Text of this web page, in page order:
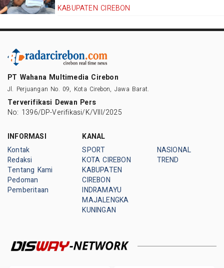
KABUPATEN CIREBON
PT Wahana Multimedia Cirebon
Jl. Perjuangan No. 09, Kota Cirebon, Jawa Barat.
Terverifikasi Dewan Pers
No: 1396/DP-Verifikasi/K/VIII/2025
INFORMASI
Kontak
Redaksi
Tentang Kami
Pedoman
Pemberitaan
KANAL
SPORT
KOTA CIREBON
KABUPATEN
CIREBON
INDRAMAYU
MAJALENGKA
KUNINGAN
NASIONAL
TREND